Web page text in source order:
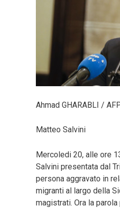
Ahmad GHARABLI /
Matteo Salvini
Mercoledi 20, alle ore
Salvini presentata dal
persona aggravato in
migranti al largo della
magistrati. Ora la